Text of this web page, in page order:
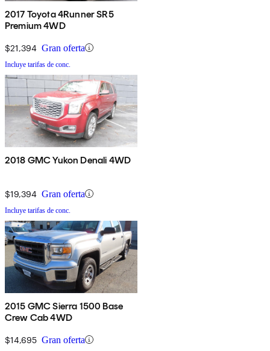
2017 Toyota 4Runner SR5
Premium 4WD
$21,394 Gran oferta
Incluye tarifas de conc.
2018 GMC Yukon Denali 4WD
$19,394 Gran oferta
Incluye tarifas de conc.
2015 GMC Sierra 1500 Base
Crew Cab 4WD
$14,695 Gran oferta